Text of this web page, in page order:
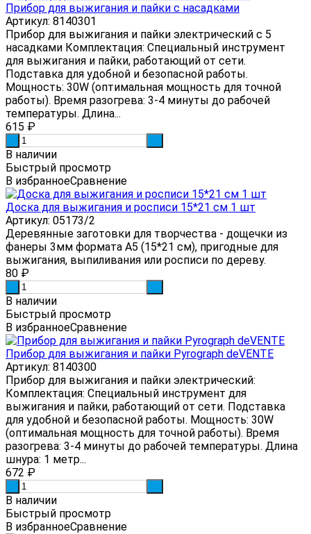
Прибор для выжигания и пайки с насадками
Артикул: 8140301
Прибор для выжигания и пайки электрический с 5
насадками Комплектация: Специальный инструмент
для выжигания и пайки, работающий от сети.
Подставка для удобной и безопасной работы.
Мощность: 30W (оптимальная мощность для точной
работы). Время разогрева: 3-4 минуты до рабочей
температуры. Длина...
615 ₽
В наличии
Быстрый просмотр
В избранноеСравнение
Доска для выжигания и росписи 15*21 см 1 шт
Артикул: 05173/2
Деревянные заготовки для творчества - дощечки из
фанеры 3мм формата А5 (15*21 см), пригодные для
выжигания, выпиливания или росписи по дереву.
80 ₽
В наличии
Быстрый просмотр
В избранноеСравнение
Прибор для выжигания и пайки Pyrograph deVENTE
Артикул: 8140300
Прибор для выжигания и пайки электрический:
Комплектация: Специальный инструмент для
выжигания и пайки, работающий от сети. Подставка
для удобной и безопасной работы. Мощность: 30W
(оптимальная мощность для точной работы). Время
разогрева: 3-4 минуты до рабочей температуры. Длина
шнура: 1 метр...
672 ₽
В наличии
Быстрый просмотр
В избранноеСравнение